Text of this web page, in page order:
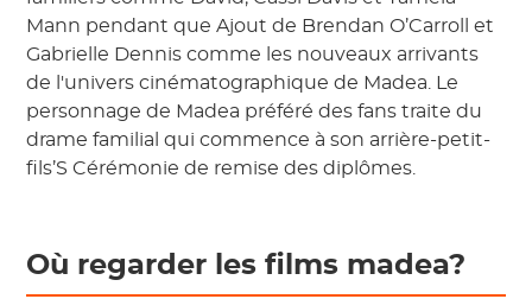
Mann pendant que Ajout de Brendan O’Carroll et
Gabrielle Dennis comme les nouveaux arrivants
de l'univers cinématographique de Madea. Le
personnage de Madea préféré des fans traite du
drame familial qui commence à son arrière-petit-
fils’S Cérémonie de remise des diplômes.
Où regarder les films madea?